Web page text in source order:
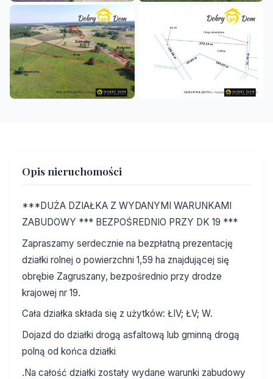
Opis nieruchomości
***DUŻA DZIAŁKA Z WYDANYMI WARUNKAMI
ZABUDOWY *** BEZPOŚREDNIO PRZY DK 19 ***
Zapraszamy serdecznie na bezpłatną prezentację
działki rolnej o powierzchni 1,59 ha znajdującej się
obrębie Zagruszany, bezpośrednio przy drodze
krajowej nr 19.
Cała działka składa się z użytków: ŁIV; ŁV; W.
Dojazd do działki drogą asfaltową lub gminną drogą
polną od końca działki
.Na całość działki zostały wydane warunki zabudowy